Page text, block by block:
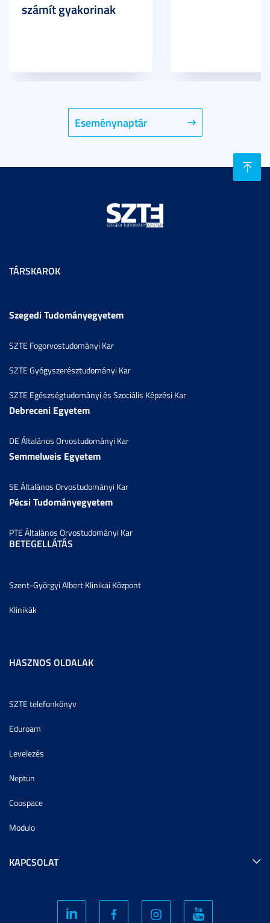
Eseménynaptár
számít gyakorinak
TÁRSKAROK
Szegedi Tudományegyetem
SZTE Fogorvostudományi Kar
SZTE Gyógyszerésztudományi Kar
SZTE Egészségtudományi és Szociális Képzési Kar
Debreceni Egyetem
DE Általános Orvostudományi Kar
Semmelweis Egyetem
SE Általános Orvostudományi Kar
Pécsi Tudományegyetem
PTE Általános Orvostudományi Kar
BETEGELLÁTÁS
Szent-Györgyi Albert Klinikai Központ
Klinikák
HASZNOS OLDALAK
SZTE telefonkönyv
Eduroam
Levelezés
Neptun
Coospace
Modulo
KAPCSOLAT